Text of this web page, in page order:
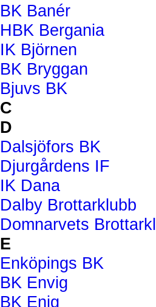
BK Banér
HBK Bergania
IK Björnen
BK Bryggan
Bjuvs BK
C
D
Dalsjöfors BK
Djurgårdens IF
IK Dana
Dalby Brottarklubb
Domnarvets
E
Enköpings BK
BK Envig
BK Enig